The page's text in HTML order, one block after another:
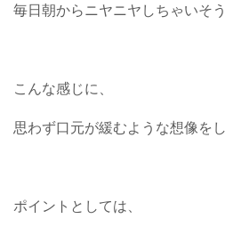
毎日朝からニヤニヤしちゃいそう
こんな感じに、
思わず口元が緩むような想像を
ポイントとしては、